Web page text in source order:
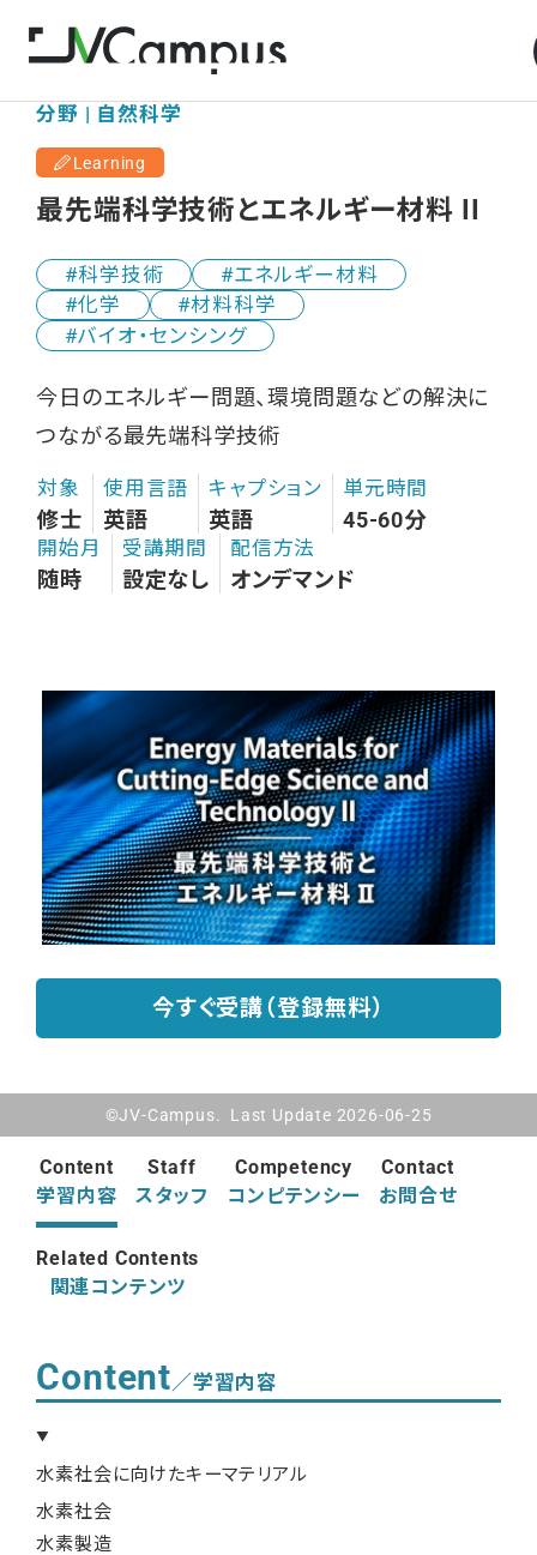
分野 | 自然科学
Learning
最先端科学技術とエネルギー材料 II
科学技術
エネルギー材料
化学
材料科学
バイオ・センシング
今日のエネルギー問題、環境問題などの解決に
つながる最先端科学技術
対象
修士
使用言語
英語
キャプション
英語
単元時間
45-60分
開始月
随時
受講期間
設定なし
配信方法
オンデマンド
今すぐ受講（登録無料）
©JV-Campus. Last Update 2026-06-25
Content
学習内容
Staff
スタッフ
Competency
コンピテンシー
Contact
お問合せ
Related Contents
関連コンテンツ
Content／学習内容
水素社会に向けたキーマテリアル
水素社会
水素製造